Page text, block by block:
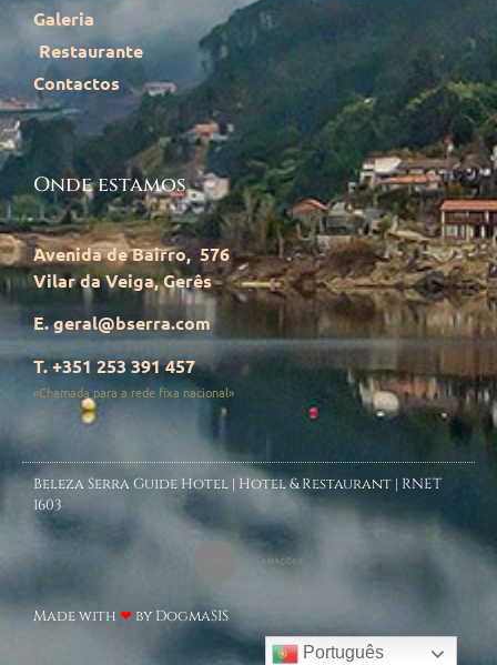
Galeria
Restaurante
Contactos
Onde estamos
Avenida de Bairro, 576
Vilar da Veiga, Gerês
E. geral@bserra.com
T. +351 253 391 457
«Chamada para a rede fixa nacional»
Beleza Serra Guide Hotel | Hotel & Restaurant | RNET
1603
Made with ❤ by DogmaSIS
Português